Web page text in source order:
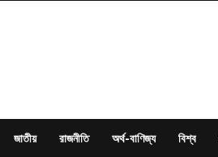
জাতীয় রাজনীতি অর্থ-বাণিজ্য বিশ্ব